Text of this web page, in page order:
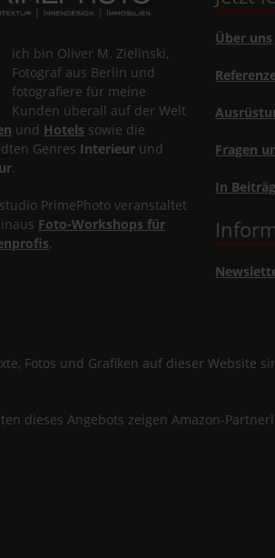
Ich bin Oliver M. Zielinski,
Fotograf aus Berlin und
fotografiere für meine
Kunden überall auf der Welt
und Hotels sowie die
Genres Interieurund
.
PrimePhoto veranstaltet
Foto-Workshops für
.
Über uns
Fragen
In
Fotos und Grafiken auf dieser
dieses Angebots zeigen Amazon-